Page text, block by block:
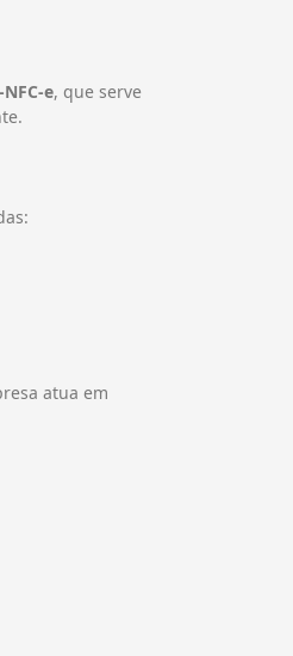
NFC-e, que serve
atua em